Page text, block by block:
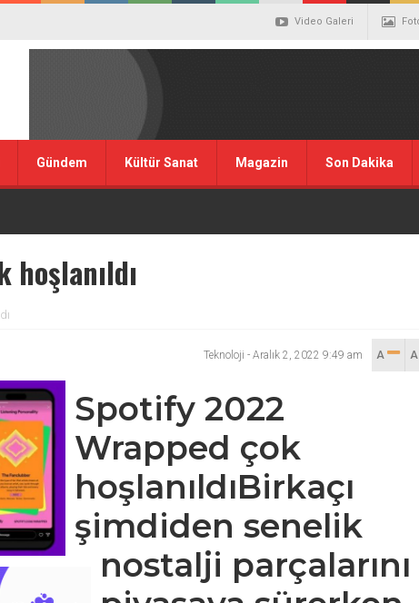
Video Galeri
Gündem Kültür Sanat Magazin Son Dakika
hoşlanıldı
Teknoloji - Aralık 2, 2022 9:49 am A
Spotify 2022
Wrapped çok
hoşlanıldıBirkaçı
şimdiden senelik
nostalji parçalarını